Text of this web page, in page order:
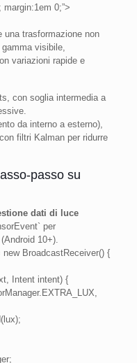
0;”>
una trasformazione non
visibile,
variazioni rapide e
con soglia intermedia a
da interno a esterno),
filtri Kalman per ridurre
passo su
dati di luce
per
10+).
BroadcastReceiver() {
Intent intent) {